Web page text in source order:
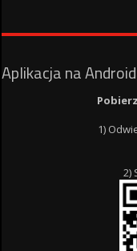
Aplikacja na
1)
2)